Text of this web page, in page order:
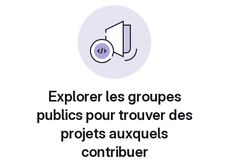
Explorer les groupes
publics pour trouver des
projets auxquels
contribuer